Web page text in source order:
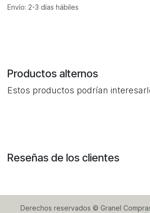
Envío: 2-3 días hábiles
Productos alternos
Estos productos podrían
Reseñas de los clientes
Derechos reservados © Granel